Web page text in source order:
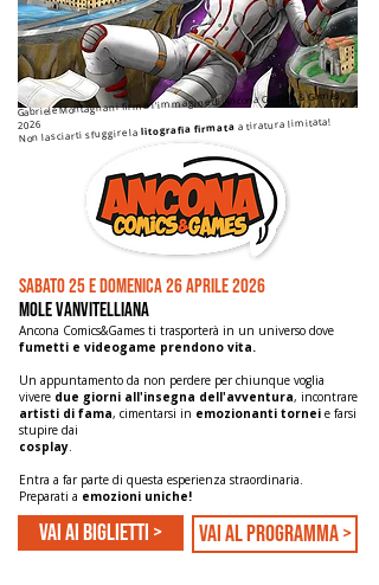
Gabriele Montagnani firma l'immagine di Ancona Comics & Games
2026
Non lasciarti sfuggire lalitografia firmataa tiratura limitata!
Sabato 25 e domenica 26 aprile 2026
mole vanvitelliana
Ancona Comics&Games ti trasporterà in un universo dove
fumetti e videogame prendono vita.
Un appuntamento da non perdere per chiunque voglia
vivere due giorni all'insegna dell'avventura, incontrare
artisti di fama, cimentarsi in emozionanti tornei e farsi
stupire dai
cosplay.
Entra a far parte di questa esperienza straordinaria.
Preparati a emozioni uniche!
Vai ai biglietti > vai al programma >